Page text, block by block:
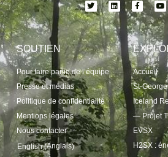
SOUTIEN
Pour faire partie de l’équipe
Presse et médias
Politique de confidentialité
Mentions légales
Nous contacter
English(Anglais)
Accueil
St-
Iceland
— Projet
EVSX
H2SX :